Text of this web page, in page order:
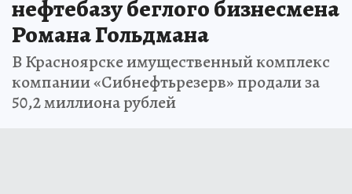
нефтебазу беглого бизнесмена
Романа Гольдмана
В Красноярске имущественный комплекс
компании «Сибнефтьрезерв» продали за
50,2 миллиона рублей